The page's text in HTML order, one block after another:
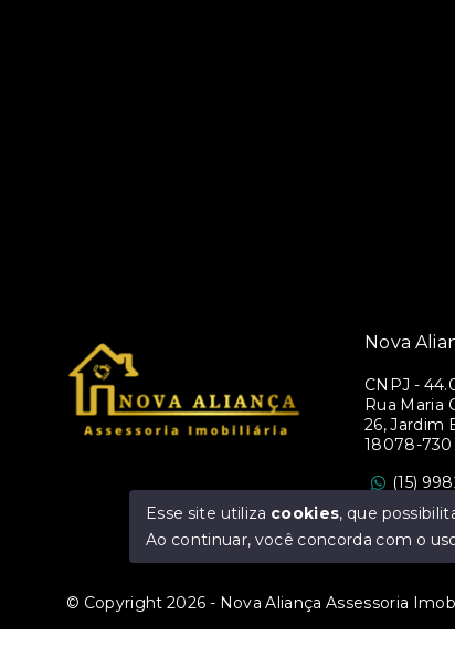
Nova
CNPJ -
Rua Maria
26, Jardim
18078-730
(15)
© Copyright 2026 - Nova Aliança Assessoria
Esse site utiliza cookies, que
Ao continuar, você concorda com o